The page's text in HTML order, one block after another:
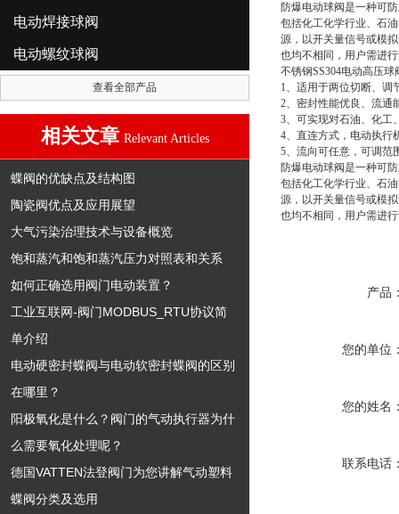
电动焊接球阀
电动螺纹球阀
查看全部产品
相关文章 Relevant Articles
蝶阀的优缺点及结构图
陶瓷阀优点及应用展望
大气污染治理技术与设备概览
饱和蒸汽和饱和蒸汽压力对照表和关系
如何正确选用阀门电动装置？
工业互联网-阀门MODBUS_RTU协议简
单介绍
电动硬密封蝶阀与电动软密封蝶阀的区别
在哪里？
阳极氧化是什么？阀门的气动执行器为什
么需要氧化处理呢？
德国VATTEN法登阀门为您讲解气动塑料
蝶阀分类及选用
防爆电动球阀是一种可
包括化工化学行业、石
源，以开关量信号或模
也均不相同，用户需进
不锈钢SS304电动高压球
1、适用于两位切断、调
2、密封性能优良、流通
3、可实现对石油、化工
4、直连方式，电动执行
5、流向可任意，可调范
防爆电动球阀是一种可
包括化工化学行业、石
源，以开关量信号或模
也均不相同，用户需进
产品
您的单位
您的姓名
联系电话